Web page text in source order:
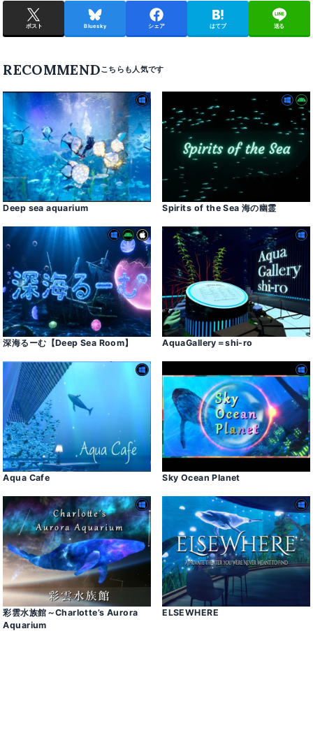
ポスト Bluesky シェア はてブ 送る
RECOMMEND
Deep sea aquarium Spirits of the Sea 海の幽霊
深海るーむ【Deep Sea Room】 AquaGallery＝shi-ro
Aqua Cafe Sky Ocean Planet
彩雲水族館～Charlotte’s Aurora
Aquarium
ELSEWHERE